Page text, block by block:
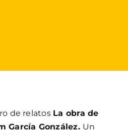
de relatos La obra de
García González. Un